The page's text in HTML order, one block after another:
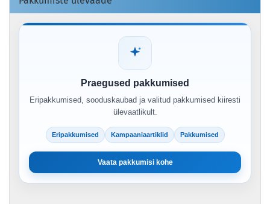
Praegused pakkumised
Eripakkumised, sooduskaubad ja valitud pakkumised kiiresti
ülevaatlikult.
Eripakkumised Kampaaniaartiklid Pakkumised
Vaata pakkumisi kohe